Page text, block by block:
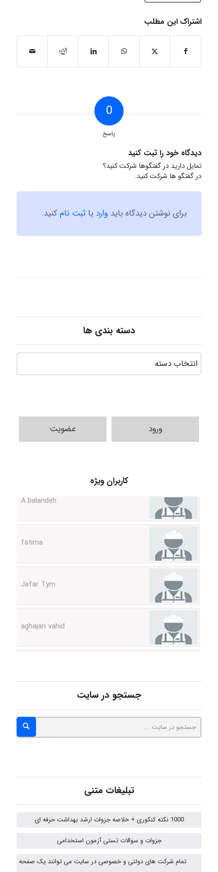
اشتراک این مطلب
0
پاسخ
دیدگاه خود را ثبت کنید
تمایل دارید در گفتگوها شرکت کنید؟
در گفتگو ها شرکت کنید.
برای نوشتن دیدگاه باید وارد یا ثبت نامکنید.
دسته بندی ها
ورود عضویت
کاربران ویژه
hosein abdolvand
Kati
emami
ehtesham
جستجو در سایت
تبلیغات متنی
1000 نکته کنکوری + خلاصه جزوات ارشد بهداشت حرفه ای
جزوات و سوالات تستی آزمون استخدامی
تمام شرکت های دولتی و خصوصی در سایت می توانند یک صفحه